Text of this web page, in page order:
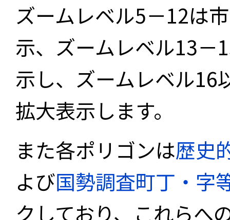
ズームレベル5－12は
示、ズームレベル13－
示し、ズームレベル16
拡大表示します。
また各ポリゴンは歴史
よび国勢調査町丁・字
クしており、これらへ